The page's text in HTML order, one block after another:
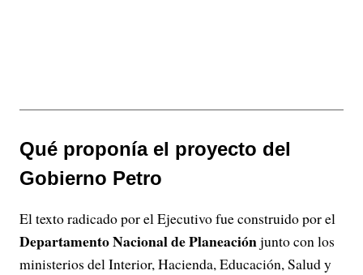
Qué proponía el proyecto del
Gobierno Petro
El texto radicado por el Ejecutivo fue construido por el
Departamento Nacional de Planeaciónjunto con los
ministerios del Interior, Hacienda, Educación, Salud y